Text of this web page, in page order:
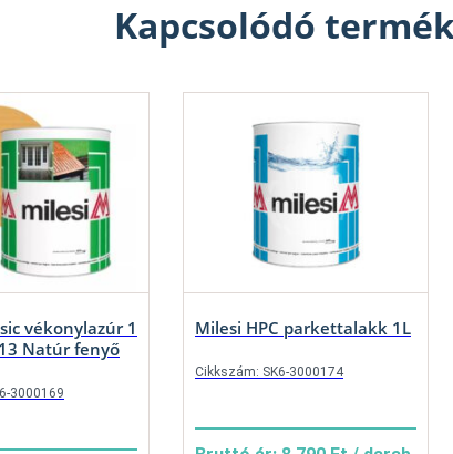
Kapcsolódó
vékonylazúr 1
Natúr fenyő
3000169
Milesi HPC parkettalakk 1L
Cikkszám: SK6-3000174